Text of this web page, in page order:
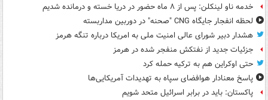
خدمه ناو لینکلن: پس از ۸ ماه حضور در دریا خسته و درمانده‌ شدیم
لحظه انفجار جایگاه CNG "صحنه" در دوربین مداربسته
هشدار دبیر شورای عالی امنیت ملی به امریکا درباره تنگه هرمز
جزئیات جدید از نفتکش منفجر شده در هرمز
حتی اوکراین هم به ترکیه حمله کرد
پاسخ معنادار هوافضای سپاه به تهدیدات آمریکایی‌ها
پاکستان: باید در برابر اسرائیل متحد شویم